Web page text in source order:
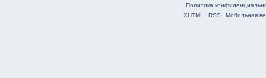
Политика
XHTML
RSS Мобильная